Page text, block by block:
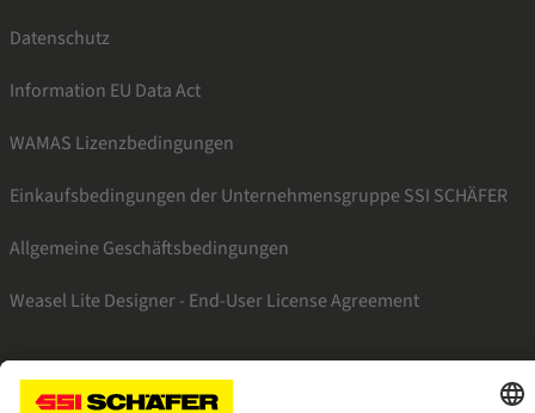
Datenschutz
Information EU Data Act
WAMAS Lizenzbedingungen
Einkaufsbedingungen der Unternehmensgruppe SSI SCHÄFER
Allgemeine Geschäftsbedingungen
Weasel Lite Designer - End-User License Agreement